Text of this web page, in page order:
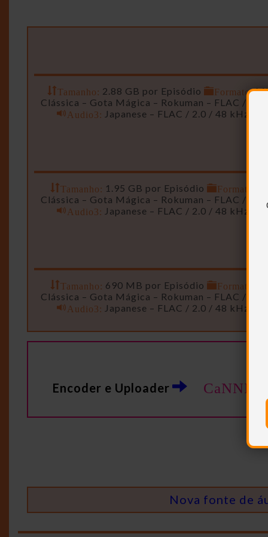
Tamanho: 2.88 GB por Episódio Formato:
Clássica – Gota Mágica – Rokuman – FLAC /
Audio3: Japanese – FLAC / 2.0 / 48 kHz /
Tamanho: 1.95 GB por Episódio Formato:
Clássica – Gota Mágica – Rokuman – FLAC /
Audio3: Japanese – FLAC / 2.0 / 48 kHz /
Tamanho: 690 MB por Episódio Formato:
Clássica – Gota Mágica – Rokuman – FLAC /
Audio3: Japanese – FLAC / 2.0 / 48 kHz /
Encoder e Uploader
Nova fonte de